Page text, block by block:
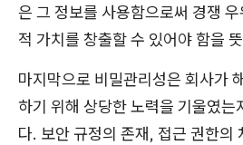
은 그 정보를 사용함으로써 경쟁
적 가치를 창출할 수 있어야 함을
마지막으로 비밀관리성은 회사가
하기 위해 상당한 노력을 기울였는
다. 보안 규정의 존재, 접근 권한의